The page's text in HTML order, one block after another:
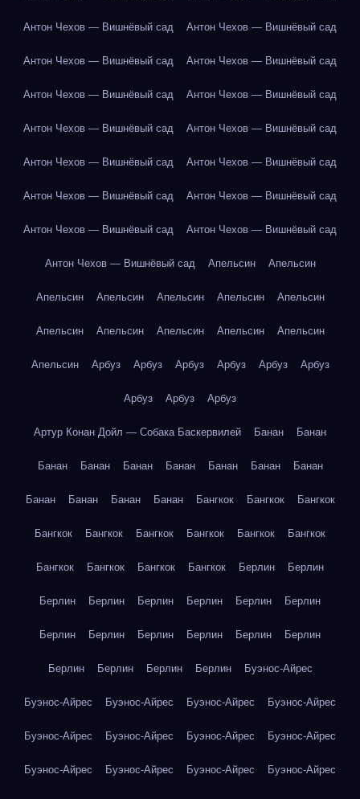
Антон Чехов — Вишнёвый сад Антон Чехов — Вишнёвый сад
Антон Чехов — Вишнёвый сад Антон Чехов — Вишнёвый сад
Антон Чехов — Вишнёвый сад Антон Чехов — Вишнёвый сад
Антон Чехов — Вишнёвый сад Антон Чехов — Вишнёвый сад
Антон Чехов — Вишнёвый сад Антон Чехов — Вишнёвый сад
Антон Чехов — Вишнёвый сад Антон Чехов — Вишнёвый сад
Антон Чехов — Вишнёвый сад Антон Чехов — Вишнёвый сад
Антон Чехов — Вишнёвый сад Апельсин Апельсин
Апельсин Апельсин Апельсин Апельсин Апельсин
Апельсин Апельсин Апельсин Апельсин Апельсин
Апельсин Арбуз Арбуз Арбуз Арбуз Арбуз Арбуз
Арбуз Арбуз Арбуз
Артур Конан Дойл — Собака Баскервилей Банан Банан
Банан Банан Банан Банан Банан Банан Банан
Банан Банан Банан Банан Бангкок Бангкок Бангкок
Бангкок Бангкок Бангкок Бангкок Бангкок Бангкок
Бангкок Бангкок Бангкок Бангкок Берлин Берлин
Берлин Берлин Берлин Берлин Берлин Берлин
Берлин Берлин Берлин Берлин Берлин Берлин
Берлин Берлин Берлин Берлин Буэнос-Айрес
Буэнос-Айрес Буэнос-Айрес Буэнос-Айрес Буэнос-Айрес
Буэнос-Айрес Буэнос-Айрес Буэнос-Айрес Буэнос-Айрес
Буэнос-Айрес Буэнос-Айрес Буэнос-Айрес Буэнос-Айрес